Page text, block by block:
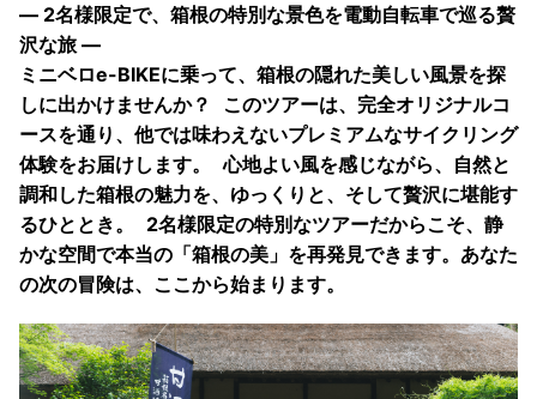
― 2名様限定で、箱根の特別な景色を電動自転車で巡る贅
沢な旅 ―
ミニベロe-BIKEに乗って、箱根の隠れた美しい風景を探
しに出かけませんか？ このツアーは、完全オリジナルコ
ースを通り、他では味わえないプレミアムなサイクリング
体験をお届けします。 心地よい風を感じながら、自然と
調和した箱根の魅力を、ゆっくりと、そして贅沢に堪能す
るひととき。 2名様限定の特別なツアーだからこそ、静
かな空間で本当の「箱根の美」を再発見できます。あなた
の次の冒険は、ここから始まります。